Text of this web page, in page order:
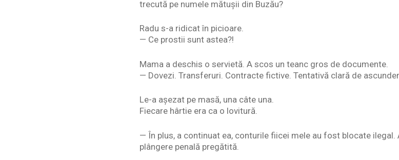
trecută pe numele mătușii din Buzău?
Radu s-a ridicat în picioare.
— Ce prostii sunt astea?!
Mama a deschis o servietă. A scos un teanc gros de documente.
— Dovezi. Transferuri. Contracte fictive. Tentativă clară de
Le-a așezat pe masă, una câte una.
Fiecare hârtie era ca o lovitură.
— În plus, a continuat ea, conturile fiicei mele au fost blocate
plângere penală pregătită.